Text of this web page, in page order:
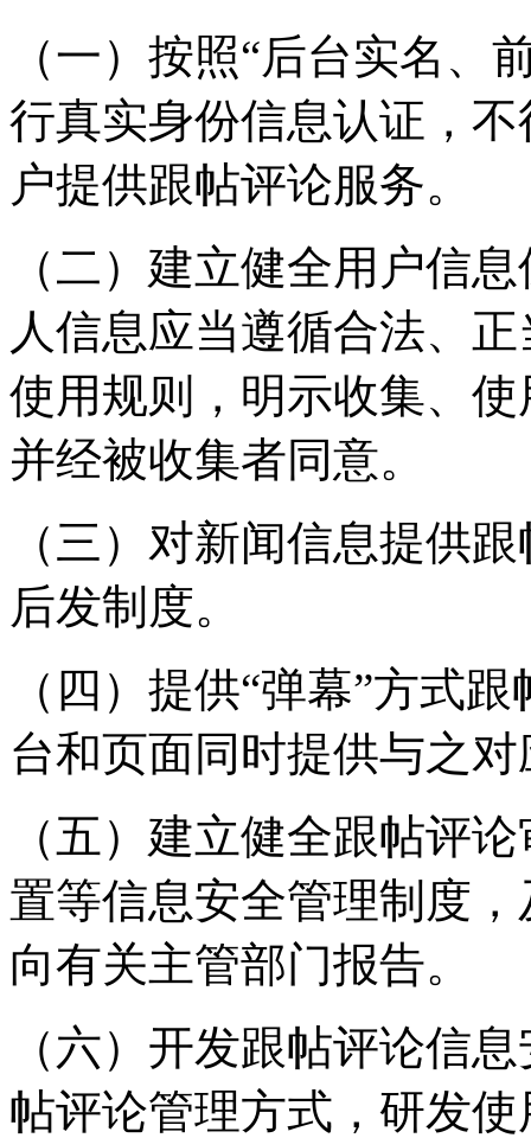
（一）按照“后台实名、
行真实身份信息认证，
户提供跟帖评论服务。
（二）建立健全用户信
人信息应当遵循合法、
使用规则，明示收集、
并经被收集者同意。
（三）对新闻信息提供
后发制度。
（四）提供“弹幕”方式
台和页面同时提供与之
（五）建立健全跟帖评
置等信息安全管理制度
向有关主管部门报告。
（六）开发跟帖评论信
帖评论管理方式，研发